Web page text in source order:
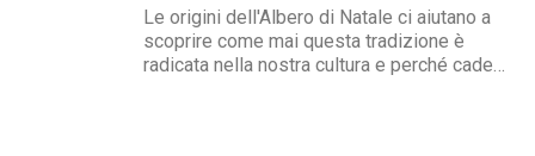
Le origini dell'Albero di Natale ci aiutano a
scoprire come mai questa tradizione è
radicata nella nostra cultura e perché cade